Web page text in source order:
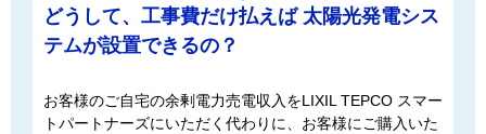
どうして、⼯事費だけ払えば 太陽光発電シス
テムが設置できるの？
お客様のご自宅の余剰電力売電収入をLIXIL TEPCO スマー
トパートナーズにいただく代わりに、お客様にご購入いた